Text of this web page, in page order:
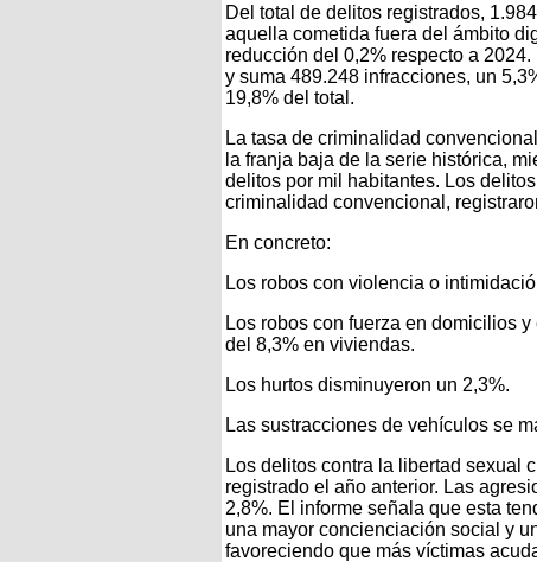
Del total de delitos registrados,
aquella cometida fuera del ámbito
reducción del 0,2% respecto a
y suma 489.248 infracciones, un
19,8% del total.
La tasa de criminalidad
la franja baja de la serie histórica,
delitos por mil habitantes. Los
criminalidad convencional,
En concreto:
Los robos con violencia o
Los robos con fuerza en domicilios
del 8,3% en viviendas.
Los hurtos disminuyeron un 2,3%.
Las sustracciones de vehículos se
Los delitos contra la libertad sexual
registrado el año anterior. Las
2,8%. El informe señala que esta
una mayor concienciación social y
favoreciendo que más víctimas